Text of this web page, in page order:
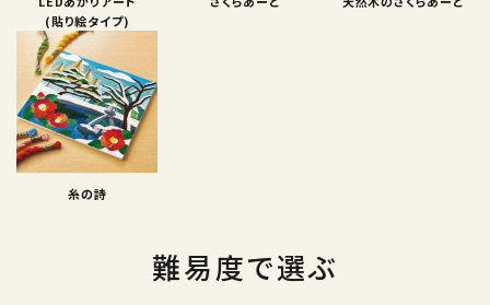
(貼り絵タイプ)
糸の詩
難易度で選ぶ